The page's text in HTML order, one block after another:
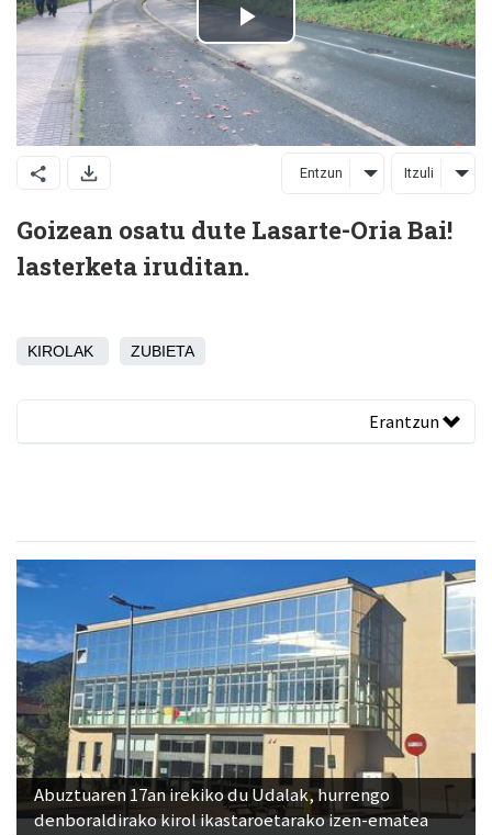
Entzun Itzuli
Goizean osatu dute Lasarte-Oria Bai!
lasterketa iruditan.
KIROLAK ZUBIETA
Erantzun
Abuztuaren 17an irekiko du Udalak, hurrengo
denboraldirako kirol ikastaroetarako izen-ematea